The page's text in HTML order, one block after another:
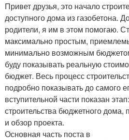
Привет друзья, это начало
доступного дома из газобетона.
родители, я им в этом помогаю.
максимально простым,
минимально возможным
буду показывать реальную
бюджет. Весь процесс
подробно показывать до самого
вступительной части показан
строительства бюджетного дома,
и обзор проекта.
Основная часть поста в